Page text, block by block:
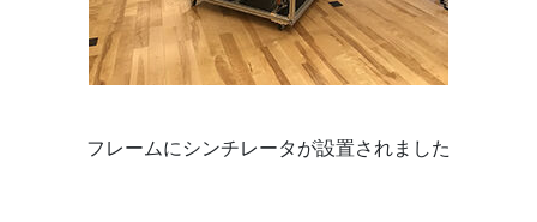
フレームにシンチレータが設置されました